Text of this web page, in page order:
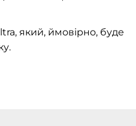
який, ймовірно, буде